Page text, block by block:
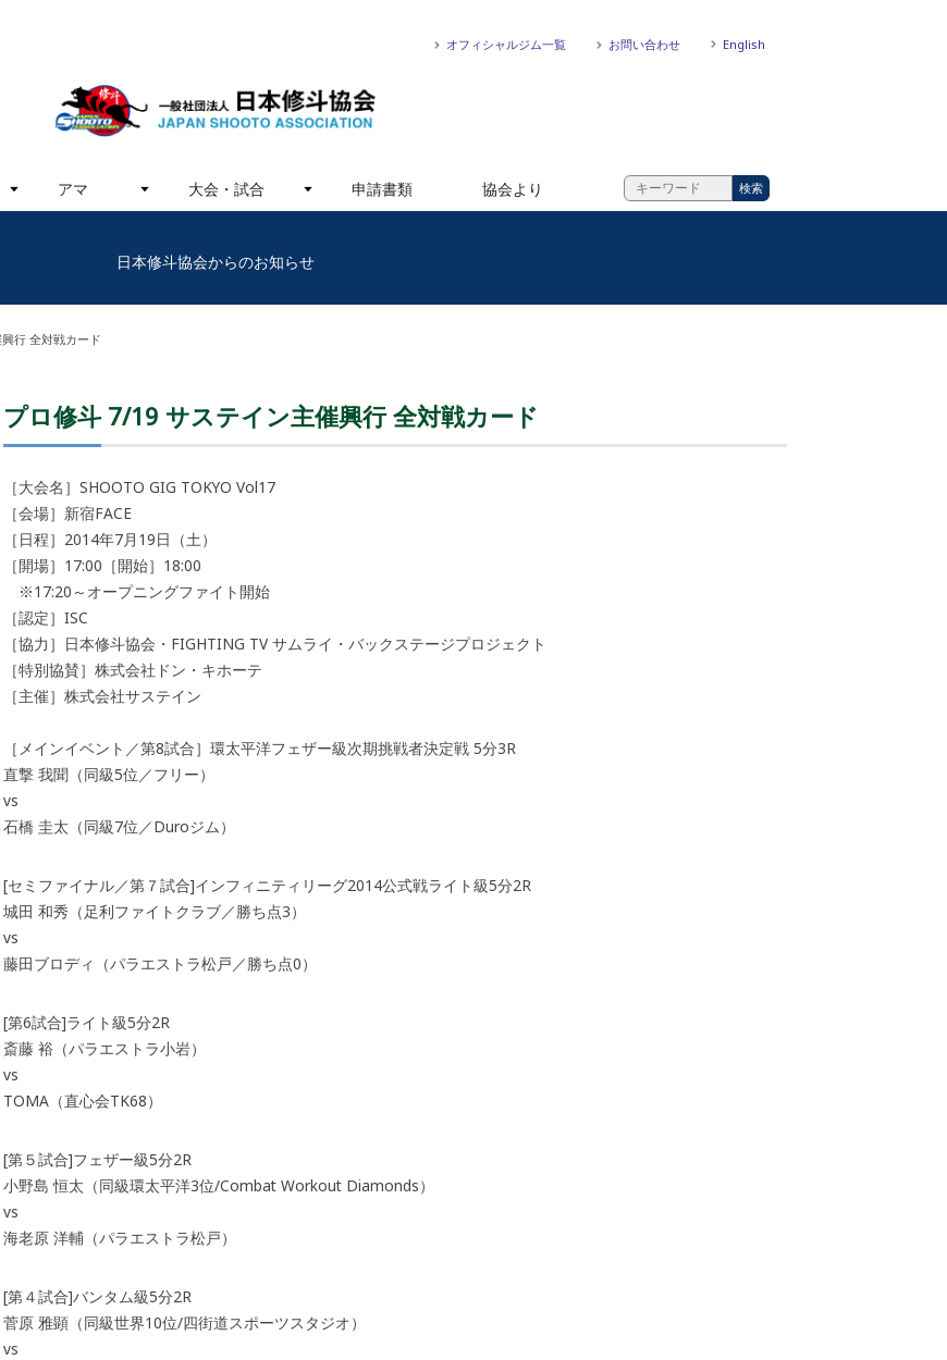
オフィシャルジム一覧 お問い合わせ English
アマ 大会・試合 申請書類 協会より
日本修斗協会からのお知らせ
行 全対戦カード
プロ修斗 7/19 サステイン主催興行 全対戦カード
［大会名］SHOOTO GIG TOKYO Vol17
［会場］新宿FACE
［日程］2014年7月19日（土）
［開場］17:00［開始］18:00
※17:20～オープニングファイト開始
［認定］ISC
［協力］日本修斗協会・FIGHTING TV サムライ・バックステージプロジェクト
［特別協賛］株式会社ドン・キホーテ
［主催］株式会社サステイン
［メインイベント／第8試合］環太平洋フェザー級次期挑戦者決定戦 5分3R
直撃 我聞（同級5位／フリー）
vs
石橋 圭太（同級7位／Duroジム）
[セミファイナル／第７試合]インフィニティリーグ2014公式戦ライト級5分2R
城田 和秀（足利ファイトクラブ／勝ち点3）
vs
藤田ブロディ（パラエストラ松戸／勝ち点0）
[第6試合]ライト級5分2R
斎藤 裕（パラエストラ小岩）
vs
TOMA（直心会TK68）
[第５試合]フェザー級5分2R
小野島 恒太（同級環太平洋3位/Combat Workout Diamonds）
vs
海老原 洋輔（パラエストラ松戸）
[第４試合]バンタム級5分2R
菅原 雅顕（同級世界10位/四街道スポーツスタジオ）
vs